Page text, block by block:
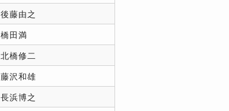
後藤由之
橋田満
北橋修二
藤沢和雄
長浜博之